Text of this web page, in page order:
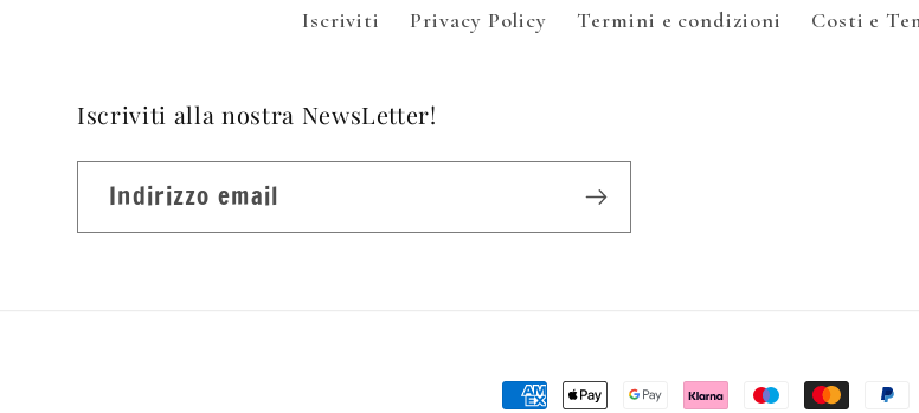
Iscriviti Privacy Policy Termini e condizioni Costi e
Iscriviti alla nostra NewsLetter!
Indirizzo email
Metodi